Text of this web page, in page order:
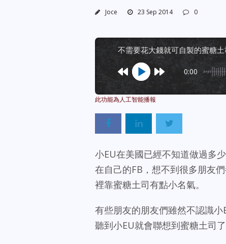
Joce 23 Sep 2014 0
不需要花大錢就可自製的蜜糖
0:00
小EU在美國已經不知道做過多
在自己的FB，想不到很多朋友
裡靠蜜糖土司有點小名氣。
有些朋友的朋友們雖然不認識
聽到小EU就會聯想到蜜糖土司